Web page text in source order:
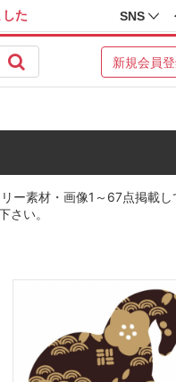
た SNS
新規会員
素材・画像1～67点掲載
さい。